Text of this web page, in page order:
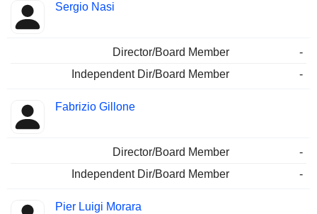
Sergio Nasi
Director/Board Member
-
Independent Dir/Board Member
-
Fabrizio Gillone
Director/Board Member
-
Independent Dir/Board Member
-
Pier Luigi Morara